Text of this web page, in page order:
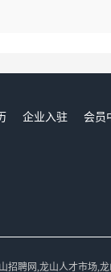
企业入驻 会员
招聘网,龙山人才市场,